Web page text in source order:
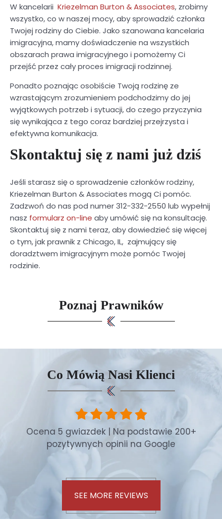
W kancelarii Kriezelman Burton & Associates, zrobimy
wszystko, co w naszej mocy, aby sprowadzić członka
Twojej rodziny do Ciebie. Jako szanowana kancelaria
imigracyjna, mamy doświadczenie na wszystkich
obszarach prawa imigracyjnego i pomożemy Ci
przejść przez cały proces imigracji rodzinnej.
Ponadto poznając osobiście Twoją rodzinę ze
wzrastającym zrozumieniem podchodzimy do jej
wyjątkowych potrzeb i sytuacji, do czego przyczynia
się wynikająca z tego coraz bardziej przejrzysta i
efektywna komunikacja.
Skontaktuj się z nami już dziś
Jeśli starasz się o sprowadzenie członków rodziny,
Kriezelman Burton & Associates mogą Ci pomóc.
Zadzwoń do nas pod numer 312-332-2550 lub wypełnij
nasz formularz on-line aby umówić się na konsultację.
Skontaktuj się z nami teraz, aby dowiedzieć się więcej
o tym, jak prawnik z Chicago, IL, zajmujący się
doradztwem imigracyjnym może pomóc Twojej
rodzinie.
Poznaj Prawników
Co Mówią Nasi Klienci
Ocena 5 gwiazdek | Na podstawie 200+
pozytywnych opinii na Google
SEE MORE REVIEWS